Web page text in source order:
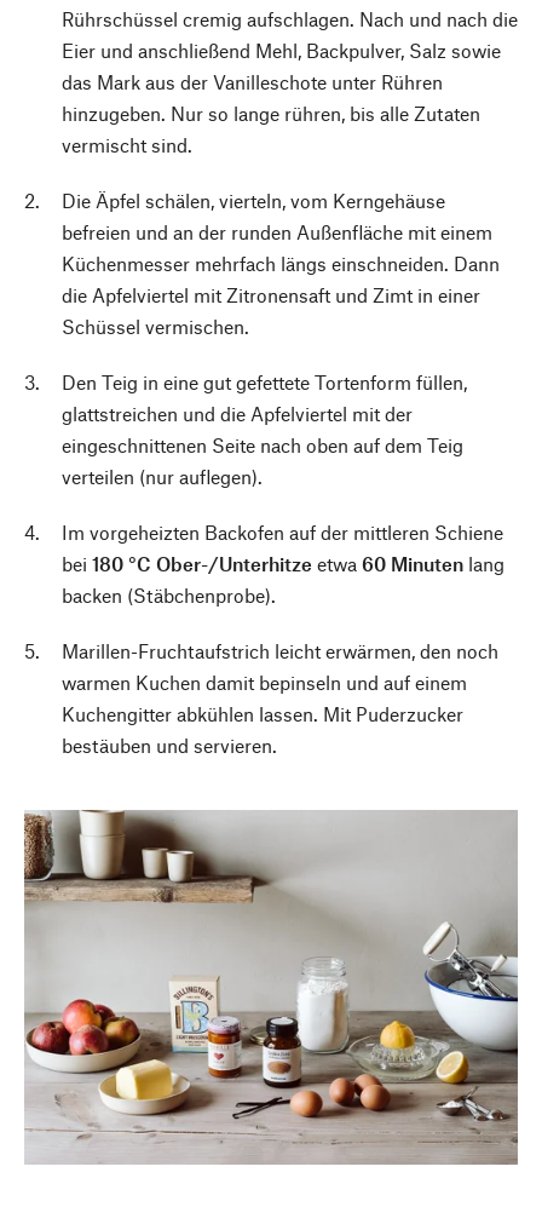
Rührschüssel cremig aufschlagen. Nach und nach die
Eier und anschließend Mehl, Backpulver, Salz sowie
das Mark aus der Vanilleschote unter Rühren
hinzugeben. Nur so lange rühren, bis alle Zutaten
vermischt sind.
Die Äpfel schälen, vierteln, vom Kerngehäuse
befreien und an der runden Außenfläche mit einem
Küchenmesser mehrfach längs einschneiden. Dann
die Apfelviertel mit Zitronensaft und Zimt in einer
Schüssel vermischen.
Den Teig in eine gut gefettete Tortenform füllen,
glattstreichen und die Apfelviertel mit der
eingeschnittenen Seite nach oben auf dem Teig
verteilen (nur auflegen).
Im vorgeheizten Backofen auf der mittleren Schiene
bei 180 °C Ober-/Unterhitze etwa 60 Minuten lang
backen (Stäbchenprobe).
Marillen-Fruchtaufstrich leicht erwärmen, den noch
warmen Kuchen damit bepinseln und auf einem
Kuchengitter abkühlen lassen. Mit Puderzucker
bestäuben und servieren.